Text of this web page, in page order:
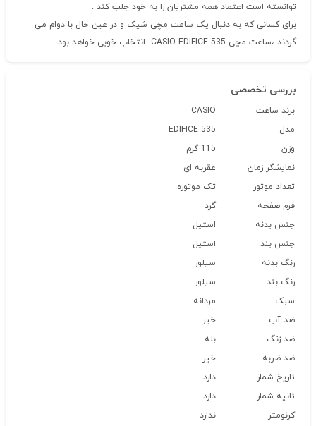
توانسته است اعتماد همه مشتریان را به خود جلب کند .
برای کسانی که به دنبال یک ساعت مچی شیک و در عین حال با دوام می
گردند ،ساعت مچی CASIO EDIFICE 535 انتخاب خوبی خواهد بود.
بررسی تخصصی
برند ساعت
مدل
وزن
نمایشگر زمان
عقربه ای
تعداد موتور
تک موتوره
فرم صفحه
گرد
جنس بدنه
استیل
جنس بند
استیل
رنگ بدنه
سیلور
رنگ بند
سیلور
سبک
مردانه
ضد آب
خیر
ضد زنگ
بله
ضد ضربه
خیر
تاریخ شمار
دارد
ثانیه شمار
دارد
کرنومتر
ندارد